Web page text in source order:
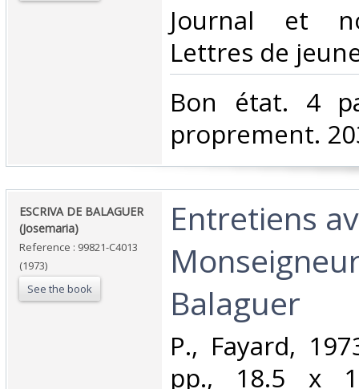
‎Journal et
Lettres de
‎Bon état. 4
proprement.
‎ESCRIVA DE BALAGUER
(Josemaria)‎
Reference : 99821-C4013
(1973)
See the book
‎Entretiens
Balaguer‎
‎P., Fayard,
pp., 18.5 x